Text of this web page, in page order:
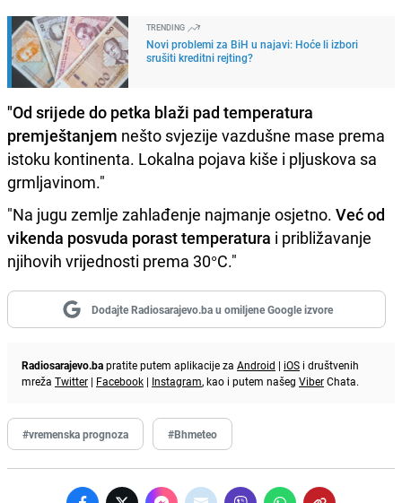
TRENDING
Novi problemi za BiH u najavi: Hoće li izbori
srušiti kreditni rejting?
"Od srijede do petka blaži pad temperatura
premještanjem nešto svjezije vazdušne mase prema
istoku kontinenta. Lokalna pojava kiše i pljuskova sa
grmljavinom."
"Na jugu zemlje zahlađenje najmanje osjetno. Već od
vikenda posvuda porast temperatura i približavanje
njihovih vrijednosti prema 30°C."
Dodajte Radiosarajevo.ba u omiljene Google izvore
Radiosarajevo.bapratite putem aplikacije za Android | iOS i društvenih
mreža Twitter | Facebook | Instagram, kao i putem našeg ViberChata.
#vremenska prognoza #Bhmeteo